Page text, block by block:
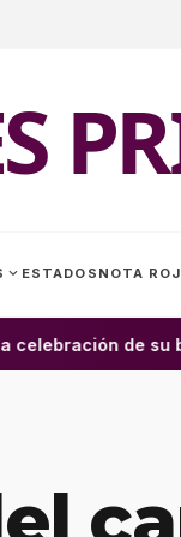
expand_more ESTADOS NOTA
de su